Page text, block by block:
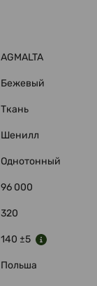
AGMALTA
Бежевый
Ткань
Шенилл
Однотонный
96 000
320
140 ±5
Польша